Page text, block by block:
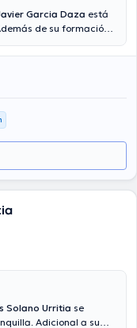
Garcia Daza está
de su formación
años de
asociaciones médicas.
en diversas
continua en
diferentes
por el Dr.
Solano Urritia se
Adicional a su